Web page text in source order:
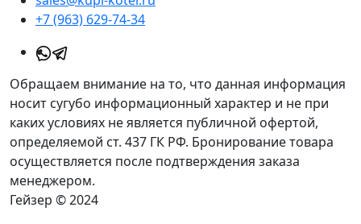
+7 (963) 629-74-34
Обращаем внимание на то, что данная информация
носит сугубо информационный характер и не при
каких условиях не является публичной офертой,
определяемой ст. 437 ГК РФ. Бронирование товара
осуществляется после подтверждения заказа
менеджером.
Гейзер © 2024